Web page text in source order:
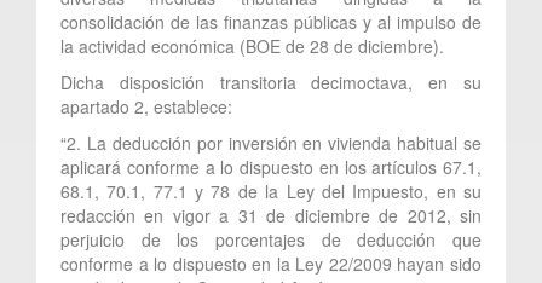
consolidación de las finanzas públicas y al impulso de
la actividad económica (BOE de 28 de diciembre).
Dicha disposición transitoria decimoctava, en su
apartado 2, establece:
“2. La deducción por inversión en vivienda habitual se
aplicará conforme a lo dispuesto en los artículos 67.1,
68.1, 70.1, 77.1 y 78 de la Ley del Impuesto, en su
redacción en vigor a 31 de diciembre de 2012, sin
perjuicio de los porcentajes de deducción que
conforme a lo dispuesto en la Ley 22/2009 hayan sido